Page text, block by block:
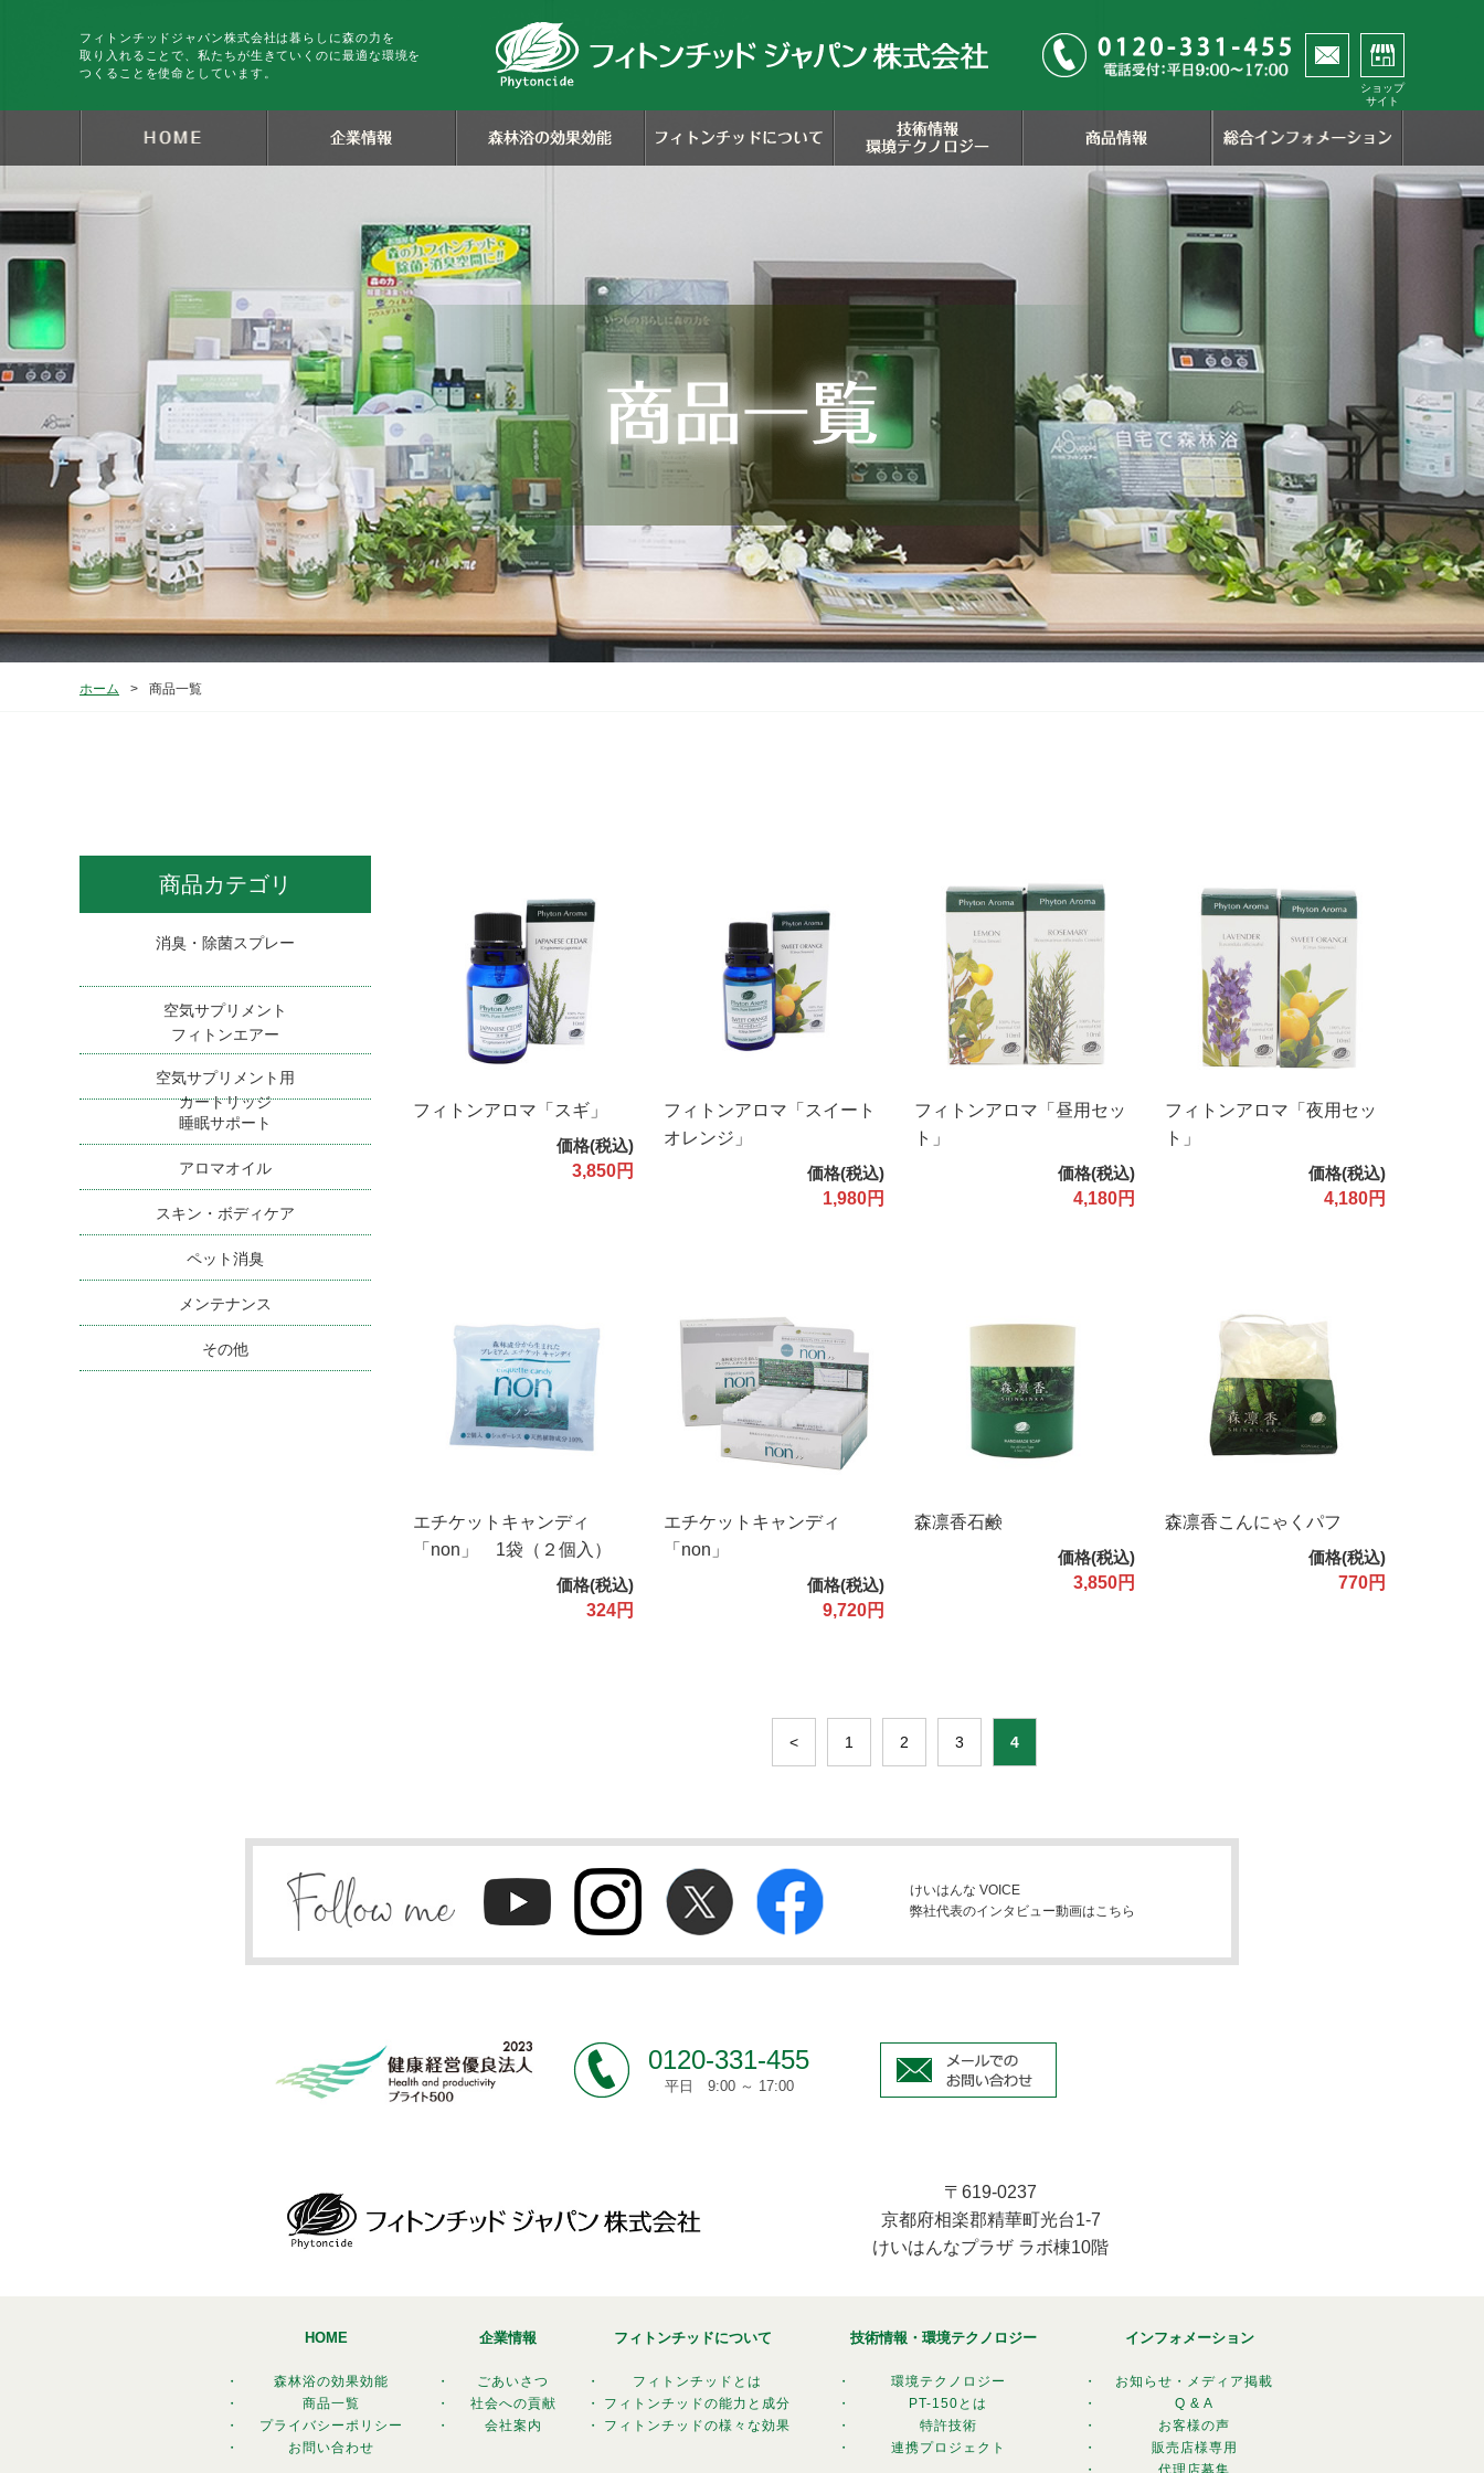
フィトンチッドジャパン株式会社は暮らしに森の力を
取り入れることで、私たちが生きていくのに最適な環境を
つくることを使命としています。
ホーム > 商品一覧
フィトンアロマ「スギ」
価格(税込)
3,850円
フィトンアロマ「スイート
オレンジ」
価格(税込)
1,980円
フィトンアロマ「昼用セッ
ト」
価格(税込)
4,180円
フィトンアロマ「夜用セッ
ト」
価格(税込)
4,180円
エチケットキャンディ
「non」 1袋（２個入）
価格(税込)
324円
エチケットキャンディ
「non」
価格(税込)
9,720円
森凛香石鹸
価格(税込)
3,850円
森凛香こんにゃくパフ
価格(税込)
770円
< 1 2 3 4
商品カテゴリ
消臭・除菌スプレー
空気サプリメント
フィトンエアー
空気サプリメント用
カートリッジ
睡眠サポート
アロマオイル
スキン・ボディケア
ペット消臭
メンテナンス
その他
けいはんな VOICE
弊社代表のインタビュー動画はこちら
0120-331-455
平日 9:00 ～ 17:00
〒619-0237
京都府相楽郡精華町光台1-7
けいはんなプラザ ラボ棟10階
HOME
・
森林浴の効果効能
・
商品一覧
・
プライバシーポリシー
・
お問い合わせ
企業情報
・
ごあいさつ
・
社会への貢献
・
会社案内
フィトンチッドについて
・
フィトンチッドとは
・
フィトンチッドの能力と成分
・
フィトンチッドの様々な効果
技術情報・環境テクノロジー
・
環境テクノロジー
・
PT-150とは
・
特許技術
・
連携プロジェクト
インフォメーション
・
お知らせ・メディア掲載
・
Q & A
・
お客様の声
・
販売店様専用
・
代理店募集